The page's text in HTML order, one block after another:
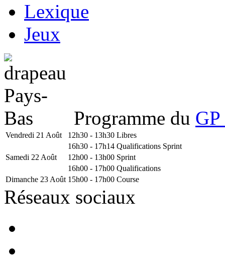
Lexique
Jeux
Programme du
Vendredi 21 Août 12h30 - 13h30 Libres
16h30 - 17h14 Qualifications Sprint
Samedi 22 Août
12h00 - 13h00 Sprint
16h00 - 17h00 Qualifications
Dimanche 23 Août 15h00 - 17h00 Course
Réseaux sociaux